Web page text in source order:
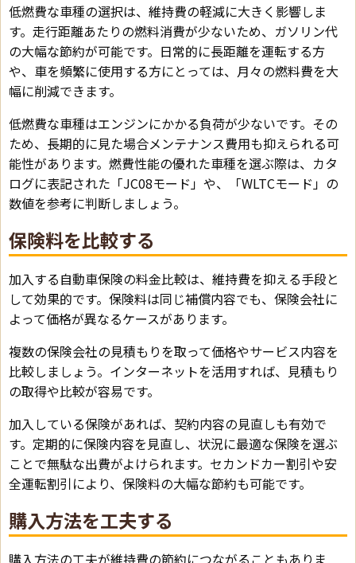
低燃費な車種の選択は、維持費の軽減に大きく影響しま
す。走行距離あたりの燃料消費が少ないため、ガソリン代
の大幅な節約が可能です。日常的に長距離を運転する方
や、車を頻繁に使用する方にとっては、月々の燃料費を大
幅に削減できます。
低燃費な車種はエンジンにかかる負荷が少ないです。その
ため、長期的に見た場合メンテナンス費用も抑えられる可
能性があります。燃費性能の優れた車種を選ぶ際は、カタ
ログに表記された「JC08モード」や、「WLTCモード」の
数値を参考に判断しましょう。
保険料を比較する
加入する自動車保険の料金比較は、維持費を抑える手段と
して効果的です。保険料は同じ補償内容でも、保険会社に
よって価格が異なるケースがあります。
複数の保険会社の見積もりを取って価格やサービス内容を
比較しましょう。インターネットを活用すれば、見積もり
の取得や比較が容易です。
加入している保険があれば、契約内容の見直しも有効で
す。定期的に保険内容を見直し、状況に最適な保険を選ぶ
ことで無駄な出費がよけられます。セカンドカー割引や安
全運転割引により、保険料の大幅な節約も可能です。
購入方法を工夫する
購入方法の工夫が維持費の節約につながることもありま